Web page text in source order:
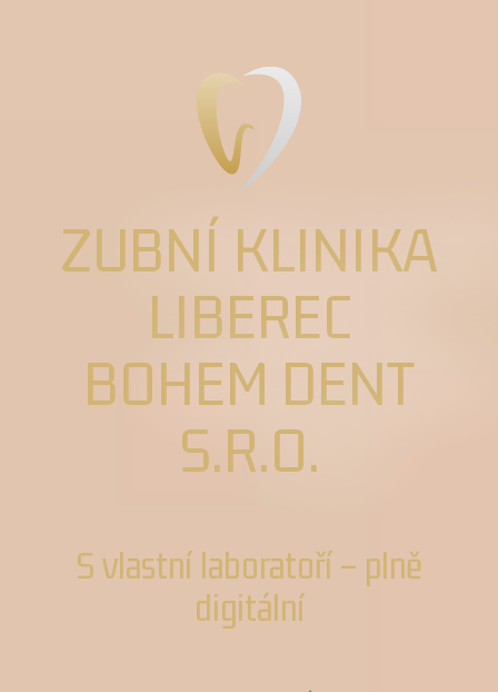
ZUBNÍ KLINIKA
LIBEREC
BOHEM DENT
S.R.O.
S vlastní laboratoří – plně
digitální